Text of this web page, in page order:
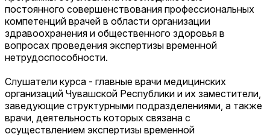
постоянного совершенствования профессиональных
компетенций врачей в области организации
здравоохранения и общественного здоровья в
вопросах проведения экспертизы временной
нетрудоспособности.
Слушатели курса - главные врачи медицинских
организаций Чувашской Республики и их заместители,
заведующие структурными подразделениями, а также
врачи, деятельность которых связана с
осуществлением экспертизы временной